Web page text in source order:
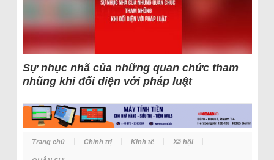
Sự nhục nhã của những quan chức tham
nhũng khi đối diện với pháp luật
Trang chủ Chính trị Kinh tế Xã hội